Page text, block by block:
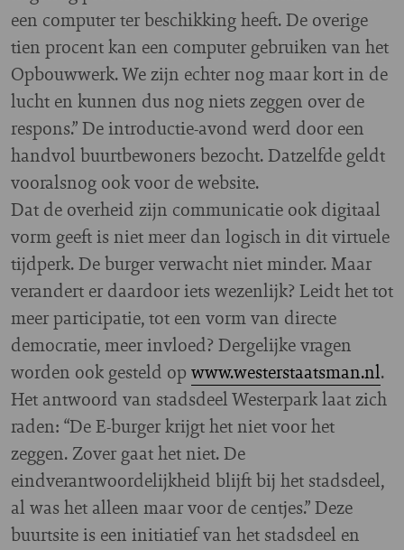
een computer ter beschikking heeft. De overige
tien procent kan een computer gebruiken van het
Opbouwwerk. We zijn echter nog maar kort in de
lucht en kunnen dus nog niets zeggen over de
respons.” De introductie-avond werd door een
handvol buurtbewoners bezocht. Datzelfde geldt
vooralsnog ook voor de website.
Dat de overheid zijn communicatie ook digitaal
vorm geeft is niet meer dan logisch in dit virtuele
tijdperk. De burger verwacht niet minder. Maar
verandert er daardoor iets wezenlijk? Leidt het tot
meer participatie, tot een vorm van directe
democratie, meer invloed? Dergelijke vragen
worden ook gesteld op www.westerstaatsman.nl.
Het antwoord van stadsdeel Westerpark laat zich
raden: “De E-burger krijgt het niet voor het
zeggen. Zover gaat het niet. De
eindverantwoordelijkheid blijft bij het stadsdeel,
al was het alleen maar voor de centjes.” Deze
buurtsite is een initiatief van het stadsdeel en